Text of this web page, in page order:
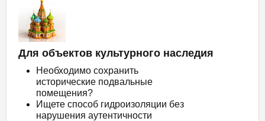
Для объектов культурного наследия
Необходимо сохранить
исторические подвальные
помещения?
Ищете способ гидроизоляции без
нарушения аутентичности